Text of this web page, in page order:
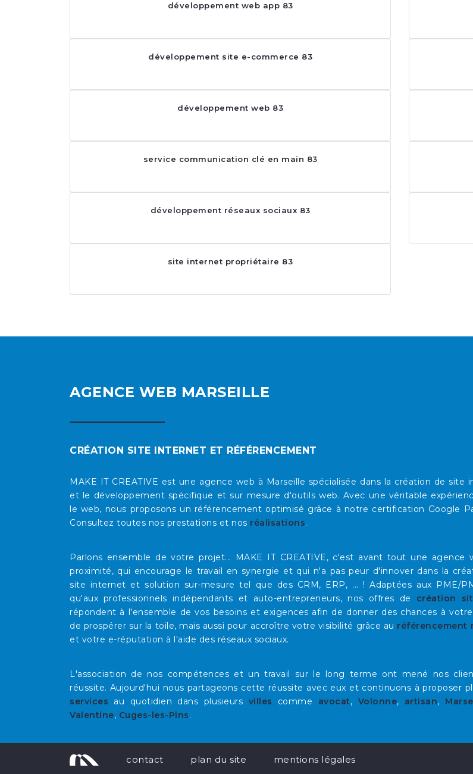
développement web app 83
développement site e-commerce 83
développement web 83
service communication clé en main 83
développement réseaux sociaux 83
site internet propriétaire 83
AGENCE WEB MARSEILLE
CRÉATION SITE INTERNET ET RÉFÉRENCEMENT
MAKE IT CREATIVE est une agence web à Marseille spécialisée dans la création de site
et le développement spécifique et sur mesure d'outils web. Avec une véritable
le web, nous proposons un référencement optimisé grâce à notre certification Google
Consultez toutes nos prestations et nos réalisations.
Parlons ensemble de votre projet... MAKE IT CREATIVE, c'est avant tout une agence
proximité, qui encourage le travail en synergie et qui n'a pas peur d'innover dans la
site internet et solution sur-mesure tel que des CRM, ERP, ... ! Adaptées aux PME/
qu'aux professionnels indépendants et auto-entrepreneurs, nos offres de création
répondent à l'ensemble de vos besoins et exigences afin de donner des chances à
de prospérer sur la toile, mais aussi pour accroître votre visibilité grâce au référencement
et votre e-réputation à l'aide des réseaux sociaux.
L'association de nos compétences et un travail sur le long terme ont mené nos
réussite. Aujourd'hui nous partageons cette réussite avec eux et continuons à proposer
services au quotidien dans plusieurs villes comme avocat, Volonne, artisan,
Valentine, Cuges-les-Pins.
contact plan du site mentions légales